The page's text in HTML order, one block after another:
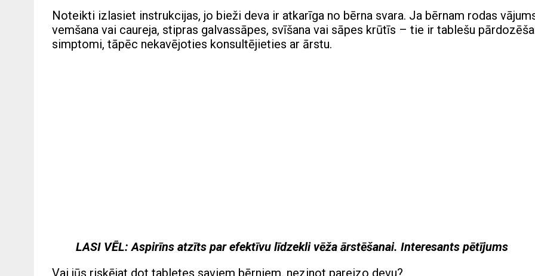
Noteikti izlasiet instrukcijas, jo bieži deva ir atkarīga no bērna svara. Ja bērnam rodas
vemšana vai caureja, stipras galvassāpes, svīšana vai sāpes krūtīs – tie ir tablešu
simptomi, tāpēc nekavējoties konsultējieties ar ārstu.
LASI VĒL:Aspirīns atzīts par efektīvu līdzekli vēža ārstēšanai. Interesants pētījums